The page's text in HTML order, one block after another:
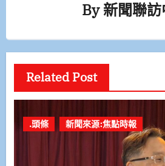
By新聞聯
Related Post
.頭條 新聞來源:焦點時報